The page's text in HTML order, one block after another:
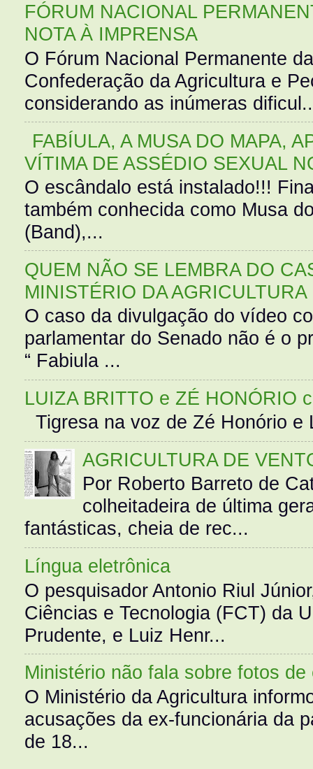
FÓRUM NACIONAL
NOTA À IMPRENSA
O Fórum Nacional Permanente
Confederação da Agricultura e
considerando as inúmeras
FABÍULA, A MUSA DO MAPA,
VÍTIMA DE ASSÉDIO SEXUAL
O escândalo está instalado!!!
também conhecida como Musa
(Band),...
QUEM NÃO SE LEMBRA DO
MINISTÉRIO DA AGRICULTURA
O caso da divulgação do vídeo
parlamentar do Senado não é o
“ Fabiula ...
LUIZA BRITTO e ZÉ HONÓRIO
Tigresa na voz de Zé Honório
AGRICULTURA DE
Por Roberto Barreto de
colheitadeira de última
fantásticas, cheia de rec...
Língua eletrônica
O pesquisador Antonio Riul
Ciências e Tecnologia (FCT) da
Prudente, e Luiz Henr...
Ministério não fala sobre fotos de
O Ministério da Agricultura
acusações da ex-funcionária da
de 18...